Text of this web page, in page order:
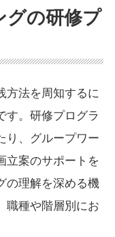
グの研修プ
方法を周知するに
す。研修プログラ
り、グループワー
立案のサポートを
の理解を深める機
職種や階層別にお